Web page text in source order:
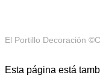
El Portillo Decoración
Esta página está